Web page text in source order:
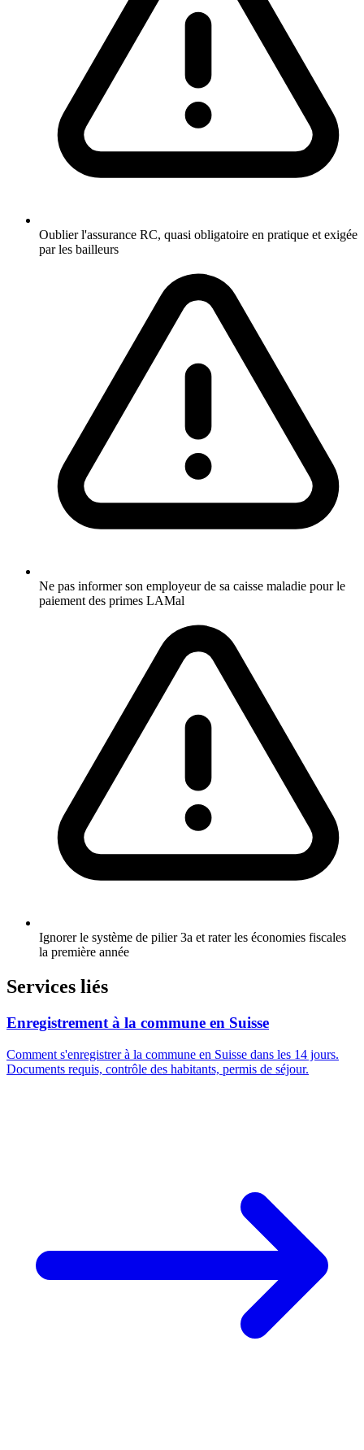
Oublier l'assurance RC, quasi obligatoire en pratique et exigée
par les bailleurs
Ne pas informer son employeur de sa caisse maladie pour le
paiement des primes LAMal
Ignorer le système de pilier 3a et rater les économies fiscales
la première année
Services liés
Enregistrement à la commune en Suisse
Comment s'enregistrer à la commune en Suisse dans les 14 jours.
Documents requis, contrôle des habitants, permis de séjour.